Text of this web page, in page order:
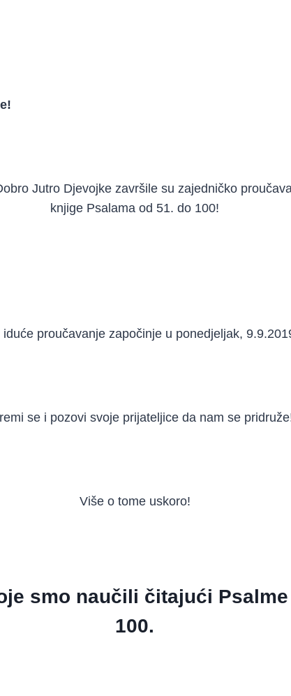
Jutro Djevojke završile su zajedničko
knjige Psalama od 51. do 100!
iduće proučavanje započinje u ponedjeljak,
se i pozovi svoje prijateljice da nam se
Više o tome uskoro!
smo naučili čitajući
100.